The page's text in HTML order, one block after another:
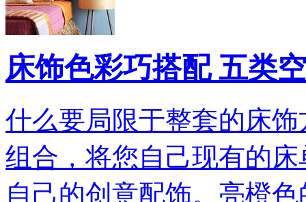
床饰色彩巧搭配 五类
什么要局限于整套的床
组合，将您自己现有的
自己的创意配饰。亮橙